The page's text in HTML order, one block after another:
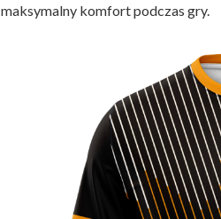
maksymalny komfort podczas gry.